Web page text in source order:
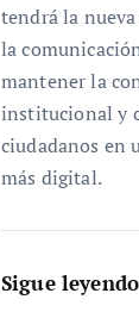
tendrá la
la
mantener la
institucional y
ciudadanos en
más digital.
Sigue leyendo